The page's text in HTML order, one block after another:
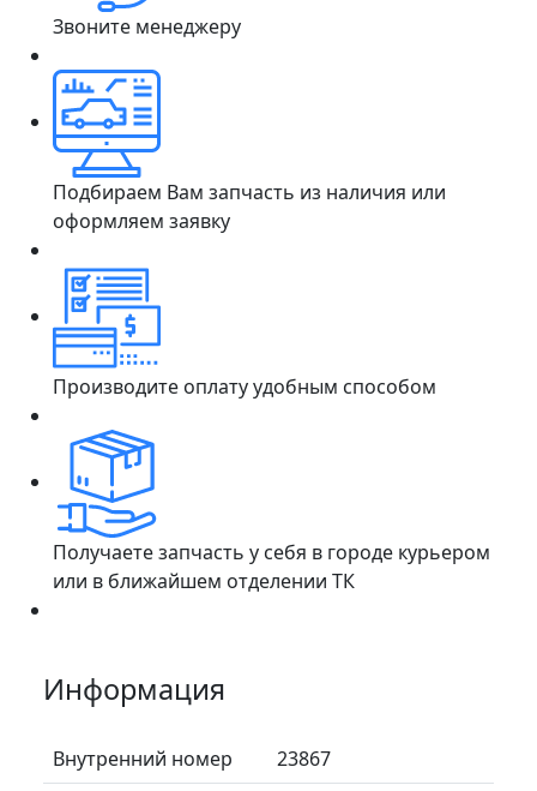
Звоните менеджеру
Подбираем Вам запчасть из наличия или
оформляем заявку
Производите оплату удобным способом
Получаете запчасть у себя в городе курьером
или в ближайшем отделении ТК
Информация
Внутренний номер
23867